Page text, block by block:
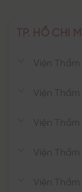
TP. HỒ CHÍ
Viện Thẩm
Viện Thẩm
Viện Thẩm
Viện Thẩm
Viện